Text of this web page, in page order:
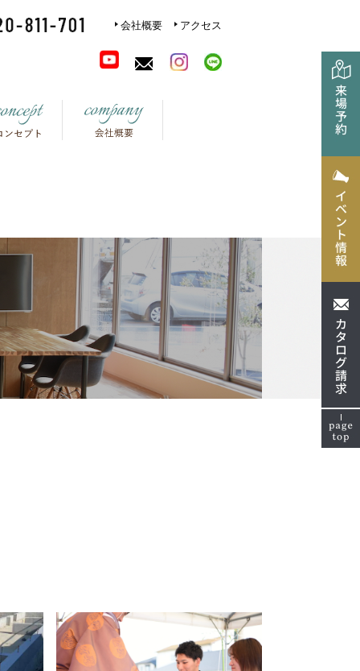
会社概要 アクセス